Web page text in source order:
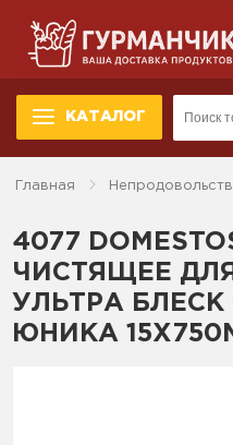
КАТАЛОГ
Главная
4077
ЧИСТЯЩЕЕ
УЛЬТРА
ЮНИКА